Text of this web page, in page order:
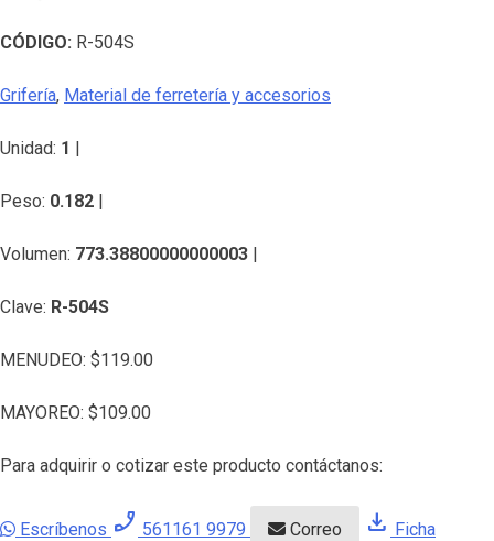
CÓDIGO: R-504S
Grifería, Material de ferretería y accesorios
Unidad: 1 |
Peso: 0.182 |
Volumen: 773.38800000000003 |
Clave: R-504S
MENUDEO: $119.00
MAYOREO: $109.00
Para adquirir o cotizar este producto contáctanos:
Escríbenos phone_enabled 561161 9979 Correo download Ficha